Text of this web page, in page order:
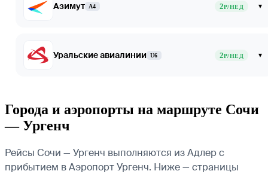
Азимут A4 2Р/НЕД ▾
Уральские авиалинии U6 2Р/НЕД ▾
Города и аэропорты на маршруте Сочи
— Ургенч
Рейсы Сочи — Ургенч выполняются из Адлер с
прибытием в Аэропорт Ургенч. Ниже — страницы